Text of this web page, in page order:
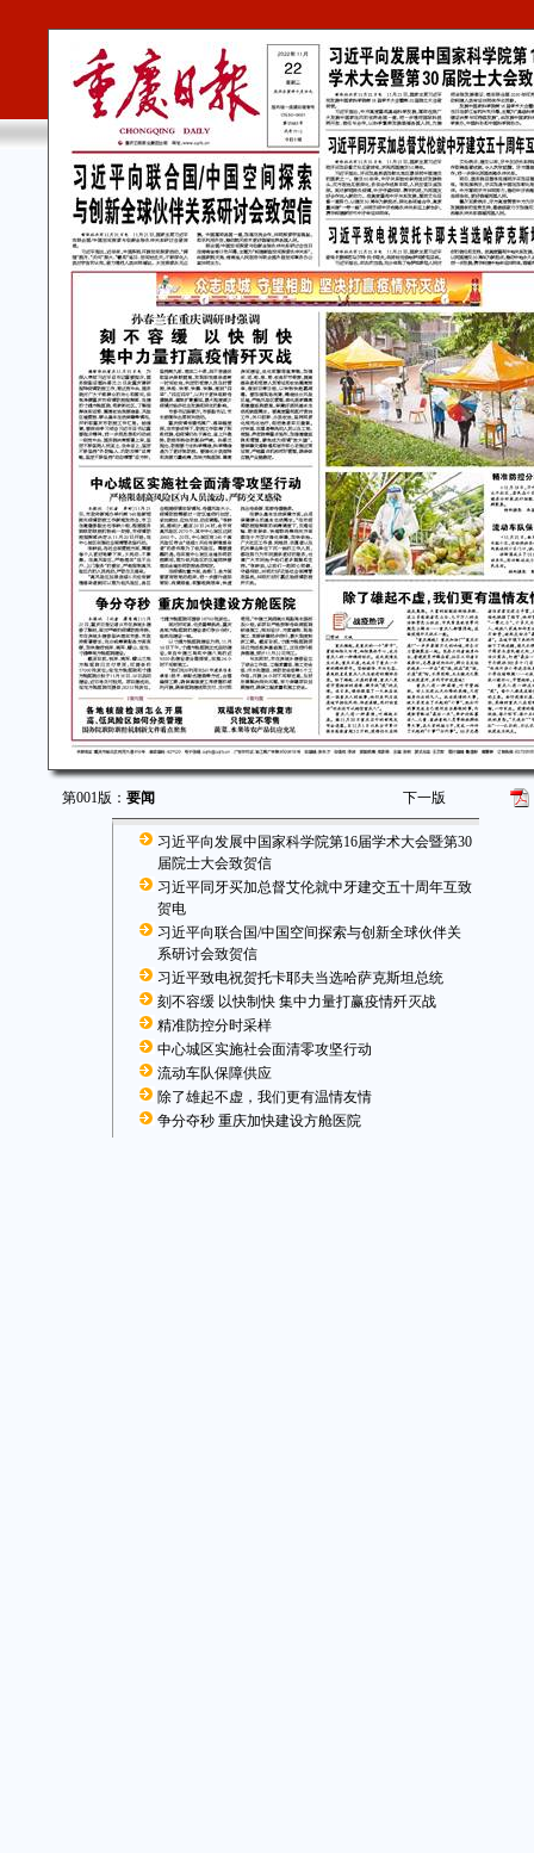
第001版： 要闻 下一版
习近平向发展中国家科学院第16届学术大会暨第30
届院士大会致贺信
习近平同牙买加总督艾伦就中牙建交五十周年互致
贺电
习近平向联合国/中国空间探索与创新全球伙伴关
系研讨会致贺信
习近平致电祝贺托卡耶夫当选哈萨克斯坦总统
刻不容缓 以快制快 集中力量打赢疫情歼灭战
精准防控分时采样
中心城区实施社会面清零攻坚行动
流动车队保障供应
除了雄起不虚，我们更有温情友情
争分夺秒 重庆加快建设方舱医院